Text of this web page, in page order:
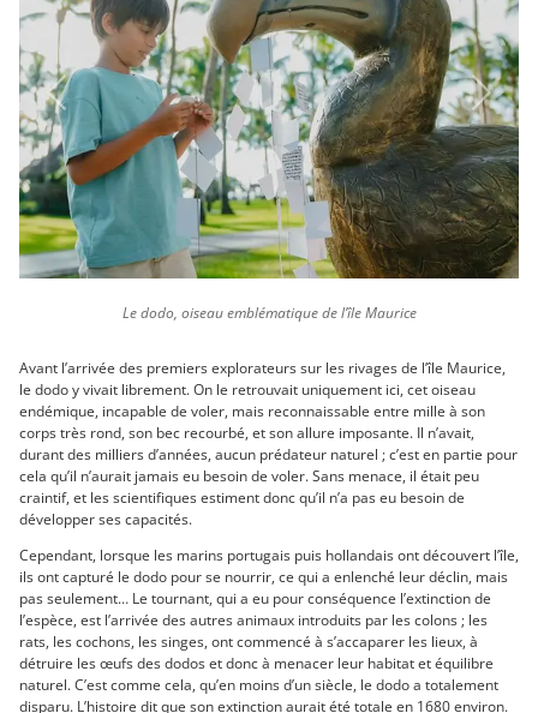
Avant l’arrivée des premiers explorateurs sur les rivages de l’île Maurice,
le dodo y vivait librement. On le retrouvait uniquement ici, cet oiseau
endémique, incapable de voler, mais reconnaissable entre mille à son
corps très rond, son bec recourbé, et son allure imposante. Il n’avait,
durant des milliers d’années, aucun prédateur naturel ; c’est en partie pour
cela qu’il n’aurait jamais eu besoin de voler. Sans menace, il était peu
craintif, et les scientifiques estiment donc qu’il n’a pas eu besoin de
développer ses capacités.
Cependant, lorsque les marins portugais puis hollandais ont découvert l’île,
ils ont capturé le dodo pour se nourrir, ce qui a enlenché leur déclin, mais
pas seulement… Le tournant, qui a eu pour conséquence l’extinction de
l’espèce, est l’arrivée des autres animaux introduits par les colons ; les
rats, les cochons, les singes, ont commencé à s’accaparer les lieux, à
détruire les œufs des dodos et donc à menacer leur habitat et équilibre
naturel. C’est comme cela, qu’en moins d’un siècle, le dodo a totalement
disparu. L’histoire dit que son extinction aurait été totale en 1680 environ.
Previous Next
Le dodo, oiseau emblématique de l’île Maurice